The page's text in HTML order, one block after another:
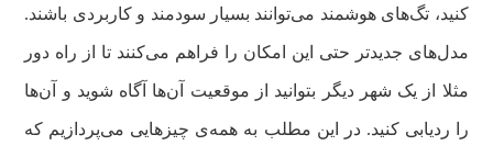
کنید، تگ‌های هوشمند می‌توانند بسیار سودمند و کاربردی باشند.
مدل‌های جدیدتر حتی این امکان را فراهم می‌کنند تا از راه دور
مثلا از یک شهر دیگر بتوانید از موقعیت آن‌ها آگاه شوید و آن‌ها
را ردیابی کنید. در این مطلب به همه‌ی چیزهایی می‌پردازیم که